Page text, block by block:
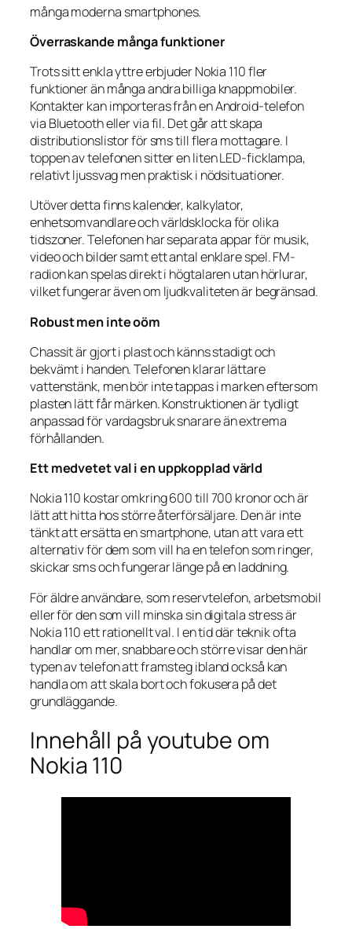
många moderna smartphones.
Överraskande många funktioner
Trots sitt enkla yttre erbjuder Nokia 110 fler
funktioner än många andra billiga knappmobiler.
Kontakter kan importeras från en Android-telefon
via Bluetooth eller via fil. Det går att skapa
distributionslistor för sms till flera mottagare. I
toppen av telefonen sitter en liten LED-ficklampa,
relativt ljussvag men praktisk i nödsituationer.
Utöver detta finns kalender, kalkylator,
enhetsomvandlare och världsklocka för olika
tidszoner. Telefonen har separata appar för musik,
video och bilder samt ett antal enklare spel. FM-
radion kan spelas direkt i högtalaren utan hörlurar,
vilket fungerar även om ljudkvaliteten är begränsad.
Robust men inte oöm
Chassit är gjort i plast och känns stadigt och
bekvämt i handen. Telefonen klarar lättare
vattenstänk, men bör inte tappas i marken eftersom
plasten lätt får märken. Konstruktionen är tydligt
anpassad för vardagsbruk snarare än extrema
förhållanden.
Ett medvetet val i en uppkopplad värld
Nokia 110 kostar omkring 600 till 700 kronor och är
lätt att hitta hos större återförsäljare. Den är inte
tänkt att ersätta en smartphone, utan att vara ett
alternativ för dem som vill ha en telefon som ringer,
skickar sms och fungerar länge på en laddning.
För äldre användare, som reservtelefon, arbetsmobil
eller för den som vill minska sin digitala stress är
Nokia 110 ett rationellt val. I en tid där teknik ofta
handlar om mer, snabbare och större visar den här
typen av telefon att framsteg ibland också kan
handla om att skala bort och fokusera på det
grundläggande.
Innehåll på youtube om
Nokia 110